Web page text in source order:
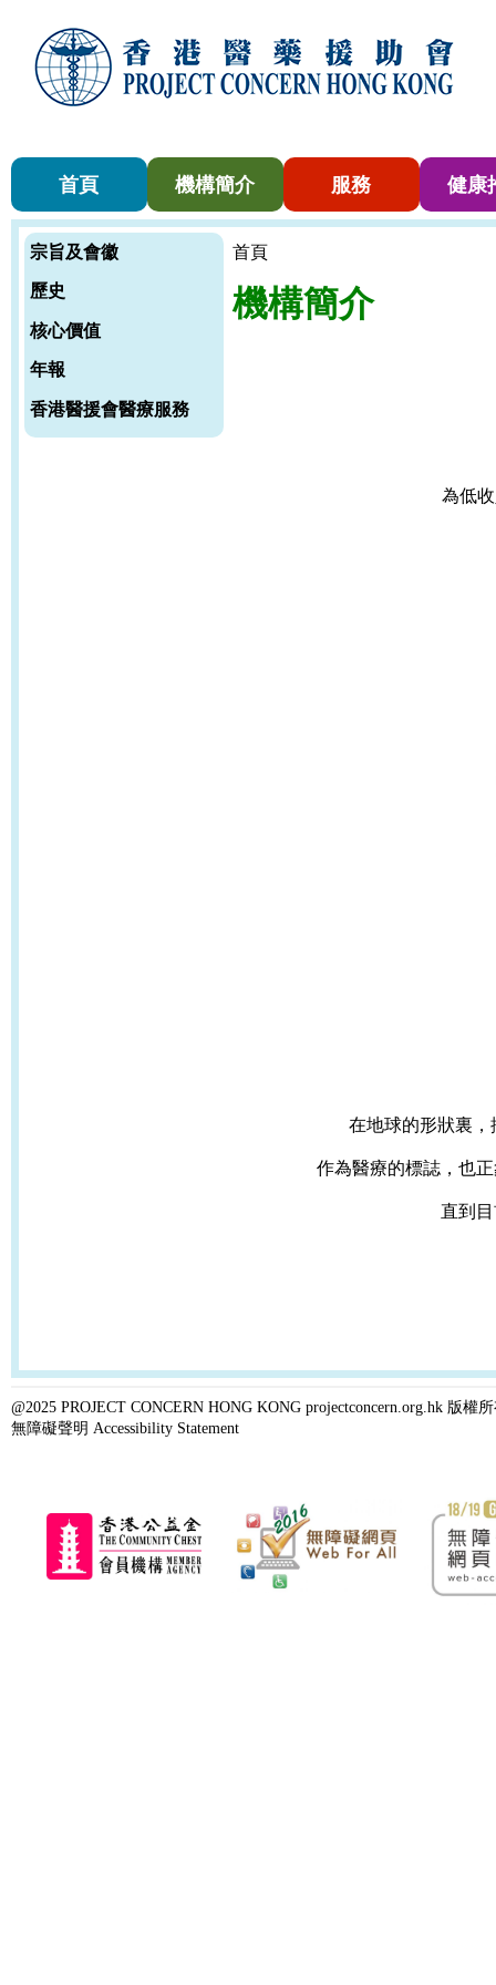
首頁 機構簡介 服務 健康
宗旨及會徽
歷史
核心價值
年報
香港醫援會醫療服務
首頁
機構簡介
為低
在地球的形狀裏，
作為醫療的標誌，也
直到
@2025 PROJECT CONCERN HONG KONG projectconcern.org.hk 版權
無障礙聲明 Accessibility Statement